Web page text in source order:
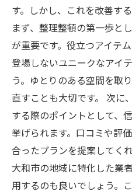
す。しかし、これを改善す
まず、整理整頓の第一歩と
が重要です。役立つアイテ
登場しないユニークなアイ
う。ゆとりのある空間を取
直すことも大切です。 次に
する際のポイントとして、
挙げられます。口コミや評
合ったプランを提案してく
大和市の地域に特化した業
用するのも良いでしょう。